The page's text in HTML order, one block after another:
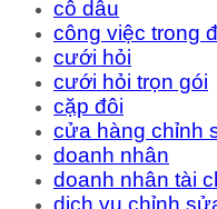
cô dâu
công việc trong
cưới hỏi
cưới hỏi trọn gói
cặp đôi
cửa hàng chỉnh
doanh nhân
doanh nhân tài
dịch vụ chỉnh